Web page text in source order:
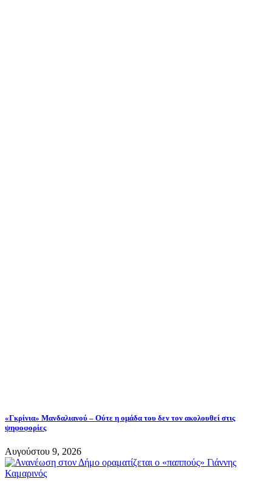
«Γκρίνια» Μανδαλιανού – Ούτε η ομάδα του δεν τον ακολουθεί στις
ψηφοφορίες
Αυγούστου 9, 2026